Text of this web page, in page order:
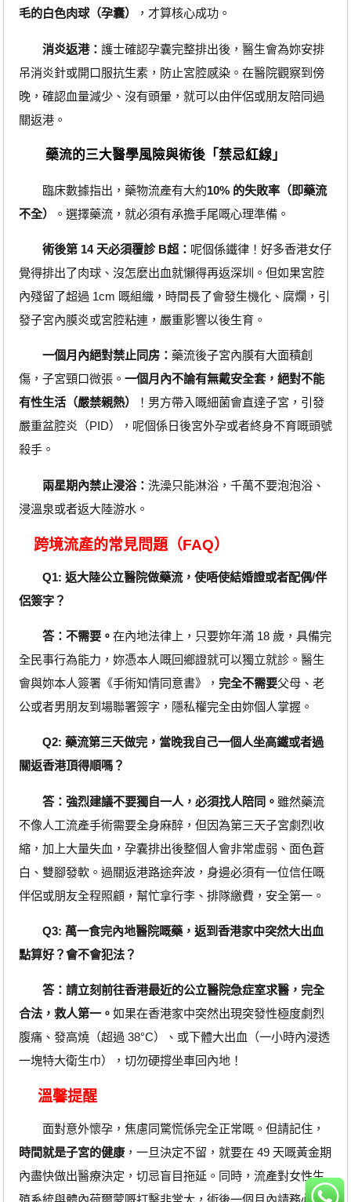
毛的白色肉球（孕囊）
，才算核心成功。
消炎返港： 護士確認孕囊完整排出後，醫生會為妳安排
吊消炎針或開口服抗生素，防止宮腔感染。在醫院觀察到傍
晚，確認血量減少、沒有頭暈，就可以由伴侶或朋友陪同過
關返港。
藥流的三大醫學風險與術後「禁忌紅線」
臨床數據指出，藥物流產有大約10% 的失敗率（即藥流
不全）
。選擇藥流，就必須有承擔手尾嘅心理準備。
術後第 14 天必須覆診 B超： 呢個係鐵律！好多香港女仔
覺得排出了肉球、沒怎麼出血就懶得再返深圳。但如果宮腔
內殘留了超過 1cm 嘅組織，時間長了會發生機化、腐爛，引
發子宮內膜炎或宮腔粘連，嚴重影響以後生育。
一個月內絕對禁止同房： 藥流後子宮內膜有大面積創
傷，子宮頸口微張。 一個月內不論有無戴安全套，絕對不能
有性生活（嚴禁親熱）
！男方帶入嘅細菌會直達子宮，引發
嚴重盆腔炎（PID），呢個係日後宮外孕或者終身不育嘅頭號
殺手。
兩星期內禁止浸浴： 洗澡只能淋浴，千萬不要泡泡浴、
浸溫泉或者返大陸游水。
跨境流產的常見問題（FAQ）
Q1: 返大陸公立醫院做藥流，使唔使結婚證或者配偶/伴
侶簽字？
答：不需要。 在內地法律上，只要妳年滿 18 歲，具備完
全民事行為能力，妳憑本人嘅回鄉證就可以獨立就診。醫生
會與妳本人簽署《手術知情同意書》， 完全不需要父母、老
公或者男朋友到場聯署簽字，隱私權完全由妳個人掌握。
Q2: 藥流第三天做完，當晚我自己一個人坐高鐵或者過
關返香港頂得順嗎？
答：強烈建議不要獨自一人，必須找人陪同。 雖然藥流
不像人工流產手術需要全身麻醉，但因為第三天子宮劇烈收
縮，加上大量失血，孕囊排出後整個人會非常虛弱、面色蒼
白、雙腳發軟。過關返港路途奔波，身邊必須有一位信任嘅
伴侶或朋友全程照顧，幫忙拿行李、排隊繳費，安全第一。
Q3: 萬一食完內地醫院嘅藥，返到香港家中突然大出血
點算好？會不會犯法？
答：請立刻前往香港最近的公立醫院急症室求醫，完全
合法，救人第一。 如果在香港家中突然出現突發性極度劇烈
腹痛、發高燒（超過 38°C）、或下體大出血（一小時內浸透
一塊特大衛生巾），切勿硬撐坐車回內地！
溫馨提醒
面對意外懷孕，焦慮同驚慌係完全正常嘅。但請記住，
時間就是子宮的健康，一旦決定不留，就要在 49 天嘅黃金期
內盡快做出醫療決定，切忌盲目拖延。同時，流產對女性生